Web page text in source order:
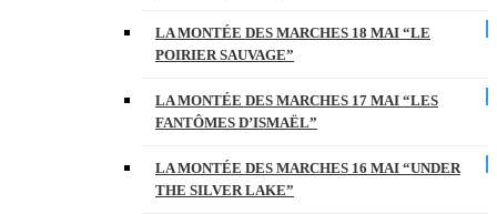
LA MONTÉE DES MARCHES 18 MAI “LE
POIRIER SAUVAGE”
LA MONTÉE DES MARCHES 17 MAI “LES
FANTÔMES D’ISMAËL”
LA MONTÉE DES MARCHES 16 MAI “UNDER
THE SILVER LAKE”